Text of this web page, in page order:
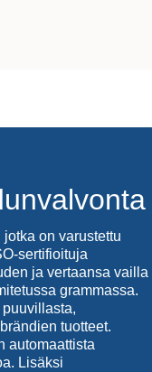
on varustettu
sertifioituja
ja vertaansa vailla
grammassa.
tuotteet.
automaattista
Lisäksi